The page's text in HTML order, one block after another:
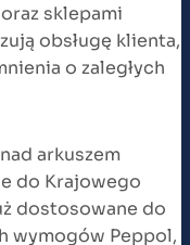
sklepami
obsługę klienta,
o zaległych
arkuszem
do Krajowego
dostosowane do
wymogów Peppol,